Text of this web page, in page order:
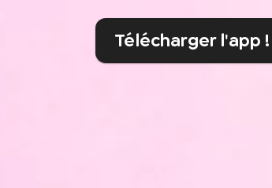
Télécharger l'app !